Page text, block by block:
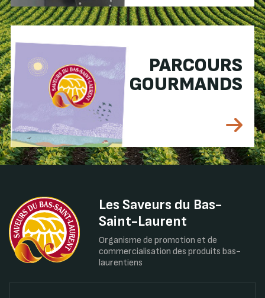
PARCOURS
GOURMANDS
Les Saveurs du Bas-
Saint-Laurent
Organisme de promotion et de
commercialisation des produits bas-
laurentiens